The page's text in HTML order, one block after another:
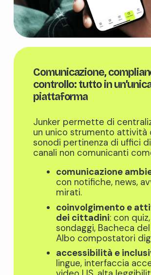
Comunicazione,
controllo: tutto in
piattaforma
Junker permette di
un unico strumento attività
sonodi pertinenza di uffici
canali non comunicanti
comunicazione
con notifiche, news,
mirati.
coinvolgimento e
dei cittadini: con quiz,
sondaggi, Bacheca del
Albo compostatori
accessibilità e
lingue, interfaccia